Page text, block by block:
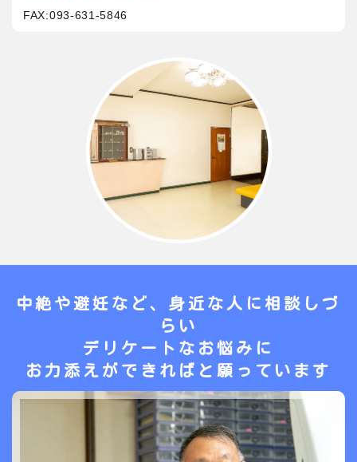
FAX:093-631-5846
中絶や避妊など、身近な人に相談しづ
らい
デリケートなお悩みに
お力添えができればと願っています